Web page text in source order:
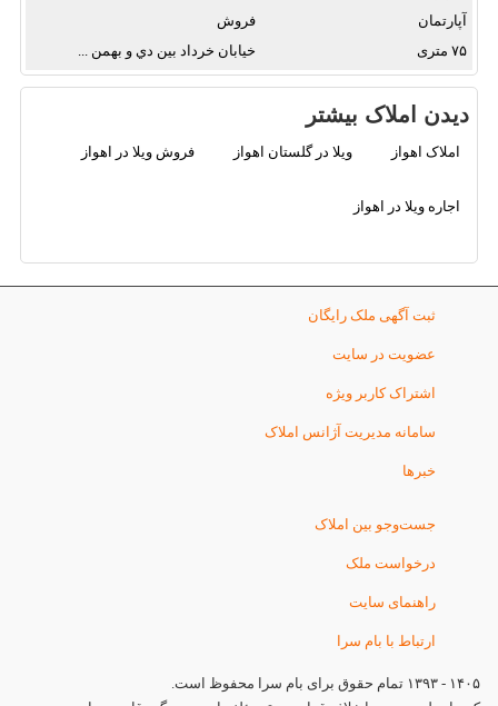
آپارتمان
فروش
۷۵
خيابان خرداد بين دي و بهمن ...
دیدن املاک بیشتر
املاک اهواز ویلا در گلستان اهواز فروش ویلا در اهواز
اجاره ویلا در اهواز
ثبت آگهی ملک رایگان
عضویت در سایت
اشتراک کاربر ویژه
سامانه مدیریت آژانس املاک
خبرها
جست‌وجو بین املاک
درخواست ملک
راهنمای سایت
ارتباط با بام سرا
۱۴۰۵ - ۱۳۹۳ تمام حقوق برای بام سرا محفوظ است.